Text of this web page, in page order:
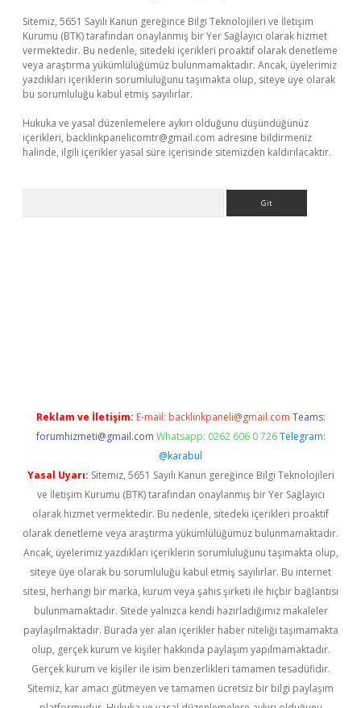
Sitemiz, 5651 Sayılı Kanun gereğince Bilgi Teknolojileri ve İletişim
Kurumu (BTK) tarafından onaylanmış bir Yer Sağlayıcı olarak hizmet
vermektedir. Bu nedenle, sitedeki içerikleri proaktif olarak denetleme
veya araştırma yükümlülüğümüz bulunmamaktadır. Ancak, üyelerimiz
yazdıkları içeriklerin sorumluluğunu taşımakta olup, siteye üye olarak
bu sorumluluğu kabul etmiş sayılırlar.
Hukuka ve yasal düzenlemelere aykırı olduğunu düşündüğünüz
içerikleri, backlinkpanelicomtr@gmail.com adresine bildirmeniz
halinde, ilgili içerikler yasal süre içerisinde sitemizden kaldırılacaktır.
Reklam ve İletişim: E-mail: backlinkpaneli@gmail.com Teams:
forumhizmeti@gmail.com Whatsapp: 0262 606 0 726 Telegram:
@karabul
Yasal Uyarı: Sitemiz, 5651 Sayılı Kanun gereğince Bilgi Teknolojileri
ve İletişim Kurumu (BTK) tarafından onaylanmış bir Yer Sağlayıcı
olarak hizmet vermektedir. Bu nedenle, sitedeki içerikleri proaktif
olarak denetleme veya araştırma yükümlülüğümüz bulunmamaktadır.
Ancak, üyelerimiz yazdıkları içeriklerin sorumluluğunu taşımakta olup,
siteye üye olarak bu sorumluluğu kabul etmiş sayılırlar. Bu internet
sitesi, herhangi bir marka, kurum veya şahıs şirketi ile hiçbir bağlantısı
bulunmamaktadır. Sitede yalnızca kendi hazırladığımız makaleler
paylaşılmaktadır. Burada yer alan içerikler haber niteliği taşımamakta
olup, gerçek kurum ve kişiler hakkında paylaşım yapılmamaktadır.
Gerçek kurum ve kişiler ile isim benzerlikleri tamamen tesadüfidir.
Sitemiz, kar amacı gütmeyen ve tamamen ücretsiz bir bilgi paylaşım